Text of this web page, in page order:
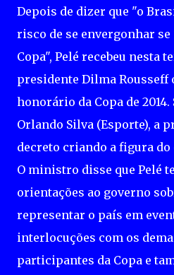
Depois de dizer que "o
risco de se envergonhar
Copa", Pelé recebeu nesta
presidente Dilma Rousseff
honorário da Copa de
Orlando Silva (Esporte), a
decreto criando a figura do
O ministro disse que Pelé
orientações ao governo
representar o país em
interlocuções com os
participantes da Copa e